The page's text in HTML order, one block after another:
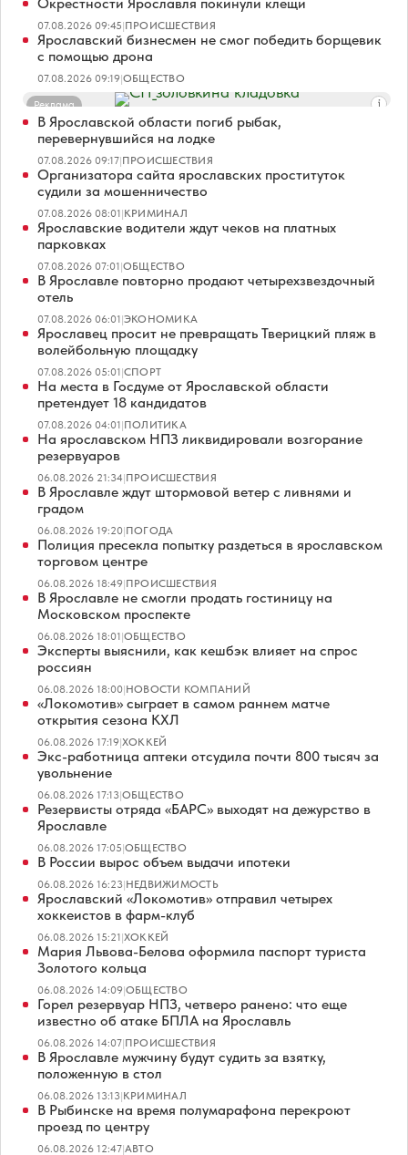
07.08.2026 09:45|ПРОИСШЕСТВИЯ
Ярославский бизнесмен не смог победить борщевик
с помощью дрона
07.08.2026 09:19|ОБЩЕСТВО
Реклама
В Ярославской области погиб рыбак,
перевернувшийся на лодке
07.08.2026 09:17|ПРОИСШЕСТВИЯ
Организатора сайта ярославских проституток
судили за мошенничество
07.08.2026 08:01|КРИМИНАЛ
Ярославские водители ждут чеков на платных
парковках
07.08.2026 07:01|ОБЩЕСТВО
В Ярославле повторно продают четырехзвездочный
отель
07.08.2026 06:01|ЭКОНОМИКА
Ярославец просит не превращать Тверицкий пляж в
волейбольную площадку
07.08.2026 05:01|СПОРТ
На места в Госдуме от Ярославской области
претендует 18 кандидатов
07.08.2026 04:01|ПОЛИТИКА
На ярославском НПЗ ликвидировали возгорание
резервуаров
06.08.2026 21:34|ПРОИСШЕСТВИЯ
В Ярославле ждут штормовой ветер с ливнями и
градом
06.08.2026 19:20|ПОГОДА
Полиция пресекла попытку раздеться в ярославском
торговом центре
06.08.2026 18:49|ПРОИСШЕСТВИЯ
В Ярославле не смогли продать гостиницу на
Московском проспекте
06.08.2026 18:01|ОБЩЕСТВО
Эксперты выяснили, как кешбэк влияет на спрос
россиян
06.08.2026 18:00|НОВОСТИ КОМПАНИЙ
«Локомотив» сыграет в самом раннем матче
открытия сезона КХЛ
06.08.2026 17:19|ХОККЕЙ
Экс-работница аптеки отсудила почти 800 тысяч за
увольнение
06.08.2026 17:13|ОБЩЕСТВО
Резервисты отряда «БАРС» выходят на дежурство в
Ярославле
06.08.2026 17:05|ОБЩЕСТВО
В России вырос объем выдачи ипотеки
06.08.2026 16:23|НЕДВИЖИМОСТЬ
Ярославский «Локомотив» отправил четырех
хоккеистов в фарм-клуб
06.08.2026 15:21|ХОККЕЙ
Мария Львова-Белова оформила паспорт туриста
Золотого кольца
06.08.2026 14:09|ОБЩЕСТВО
Горел резервуар НПЗ, четверо ранено: что еще
известно об атаке БПЛА на Ярославль
06.08.2026 14:07|ПРОИСШЕСТВИЯ
В Ярославле мужчину будут судить за взятку,
положенную в стол
06.08.2026 13:13|КРИМИНАЛ
В Рыбинске на время полумарафона перекроют
проезд по центру
06.08.2026 12:47|АВТО